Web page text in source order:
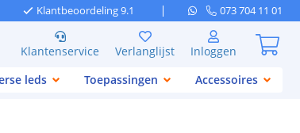
Klantbeoordeling 9.1 073 704 11 01
Klantenservice Verlanglijst
Inloggen
leds Toepassingen Accessoires